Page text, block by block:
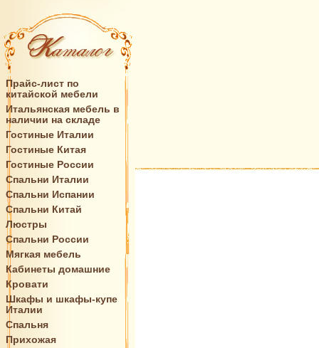
Прайс-лист по
китайской мебели
Итальянская мебель в
наличии на складе
Гостиные Италии
Гостиные Китая
Гостиные России
Спальни Италии
Спальни Испании
Спальни Китай
Люстры
Спальни России
Мягкая мебель
Кабинеты домашние
Кровати
Шкафы и шкафы-купе
Италии
Спальня
Прихожая